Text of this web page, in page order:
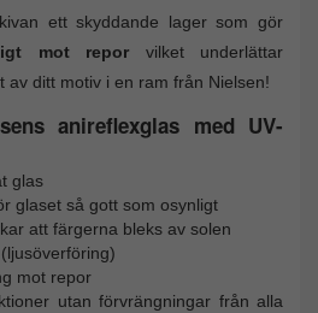
ett skyddande lager som gör
mot repor vilket underlättar
av ditt motiv i en ram från Nielsen!
anireflexglas med UV-
glas
glaset så gott som osynligt
att färgerna bleks av solen
mot repor
utan förvrängningar från alla